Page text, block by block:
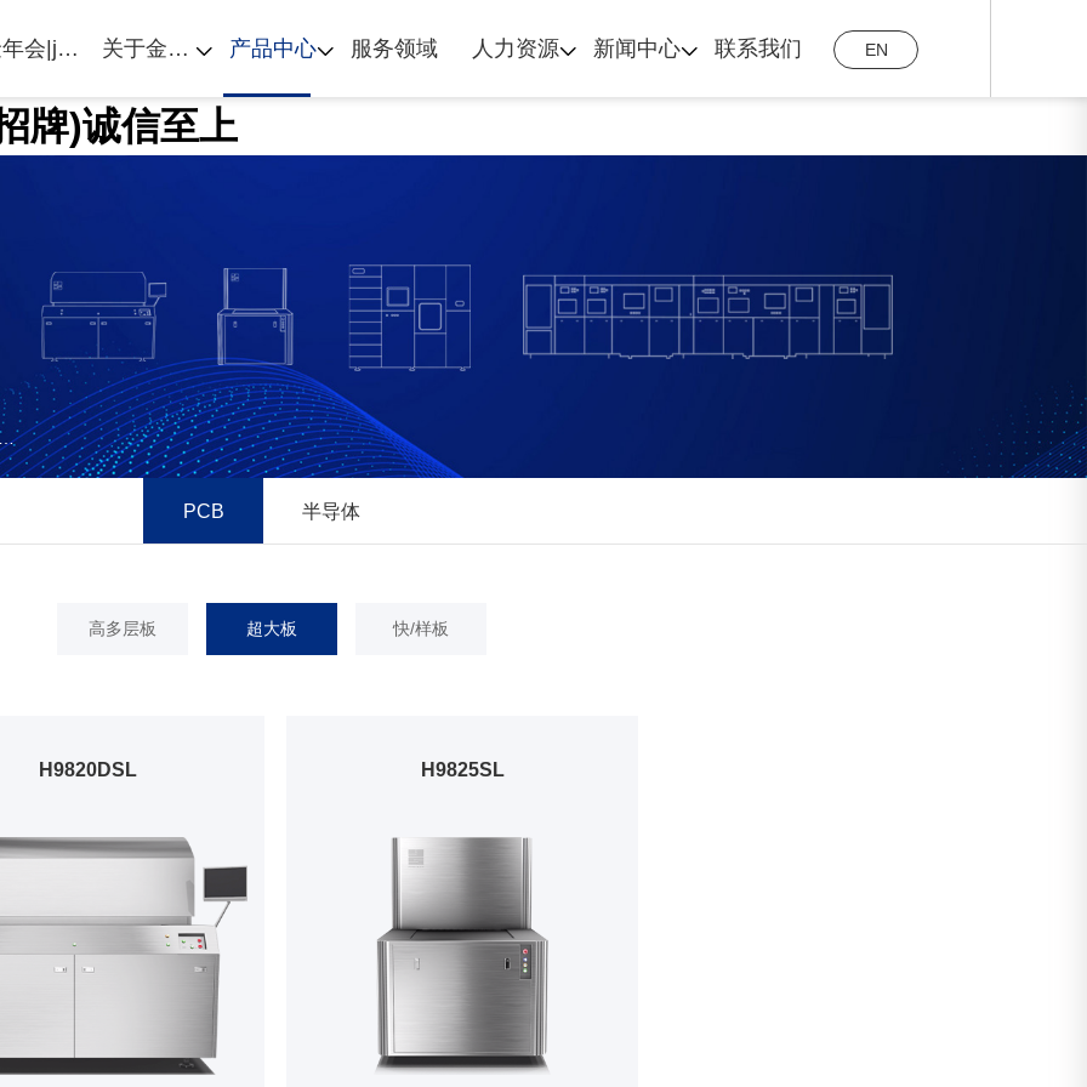
牌)诚信至上
EN
金年会|jinnianhui首页 关于金年会|jinnianhui 产品中心 服务领域 人力资源 新闻中心 联系我们
超大板
PCB 半导体
高多层板 超大板 快/样板
H9820DSL H9825SL